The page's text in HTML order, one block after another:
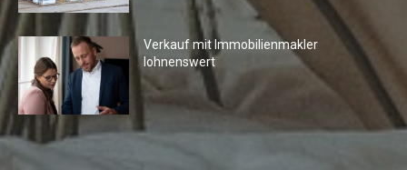
Verkauf mit Immobilienmakler
lohnenswert